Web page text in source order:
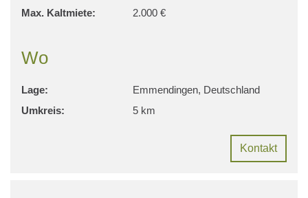
Max. Kaltmiete:
2.000 €
Wo
Lage:
Emmendingen, Deutschland
Umkreis:
5 km
Kontakt